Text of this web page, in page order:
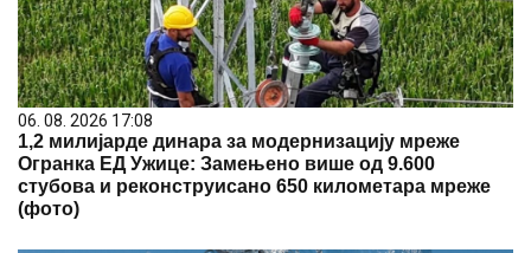
06. 08. 2026 17:08
1,2 милијарде динара за модернизацију мреже
Огранка ЕД Ужице: Замењено више од 9.600
стубова и реконструисано 650 километара мреже
(фото)